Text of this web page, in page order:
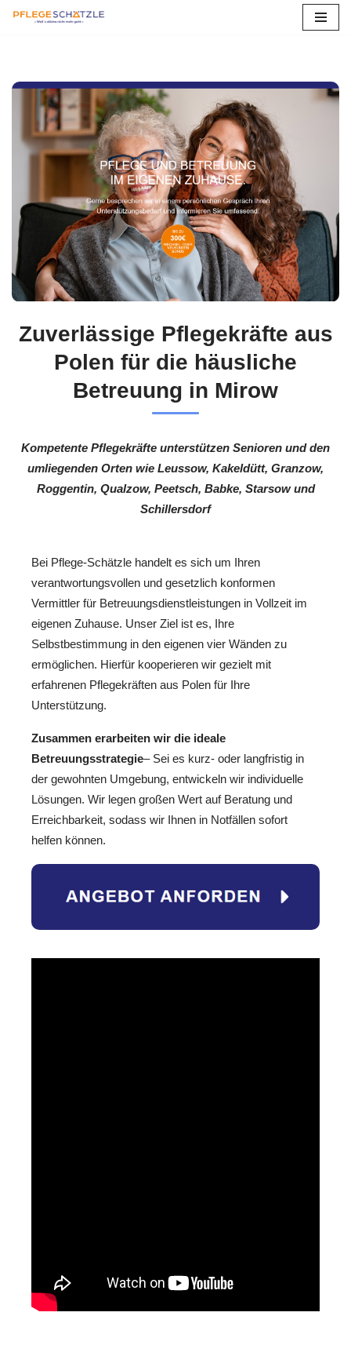
springen
Zuverlässige Pflegekräfte aus
Polen für die häusliche
Betreuung in Mirow
Kompetente Pflegekräfte unterstützen Senioren und den
umliegenden Orten wie Leussow, Kakeldütt, Granzow,
Roggentin, Qualzow, Peetsch, Babke, Starsow und
Schillersdorf
Bei Pflege-Schätzle handelt es sich um Ihren
verantwortungsvollen und gesetzlich konformen
Vermittler für Betreuungsdienstleistungen in Vollzeit im
eigenen Zuhause. Unser Ziel ist es, Ihre
Selbstbestimmung in den eigenen vier Wänden zu
ermöglichen. Hierfür kooperieren wir gezielt mit
erfahrenen Pflegekräften aus Polen für Ihre
Unterstützung.
Zusammen erarbeiten wir die ideale
Betreuungsstrategie– Sei es kurz- oder langfristig in
der gewohnten Umgebung, entwickeln wir individuelle
Lösungen. Wir legen großen Wert auf Beratung und
Erreichbarkeit, sodass wir Ihnen in Notfällen sofort
helfen können.